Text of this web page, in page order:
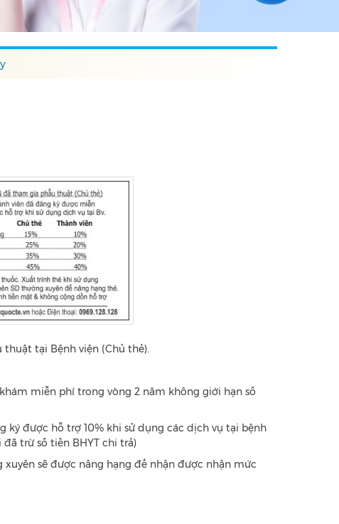
tại Bệnh viện (Chủ thẻ).
miễn phí trong vòng 2 năm không giới hạn số
ký được hỗ trợ 10% khi sử dụng các dịch vụ tại bệnh
trừ số tiền BHYT chi trả)
sẽ được nâng hạng để nhận được nhận mức